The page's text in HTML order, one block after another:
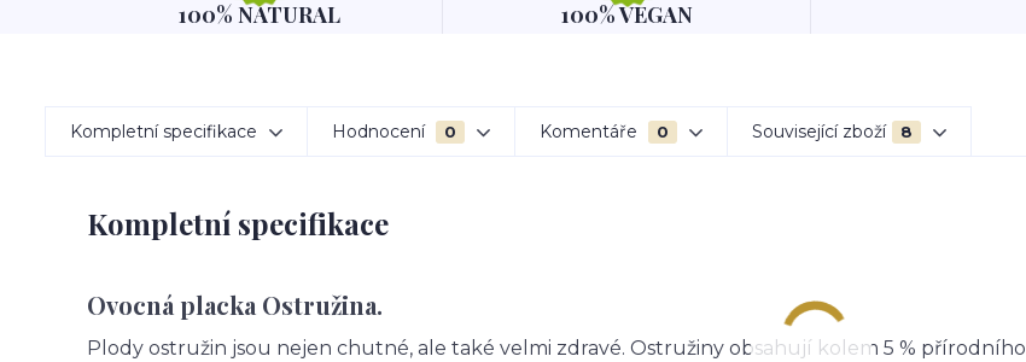
100% NATURAL 100% VEGAN
Kompletní specifikace Hodnocení 0 Komentáře 0 Související zboží 8
Kompletní specifikace
Ovocná placka Ostružina.
Plody ostružin jsou nejen chutné, ale také velmi zdravé. Ostružiny obsahují kolem 5 % přírodního